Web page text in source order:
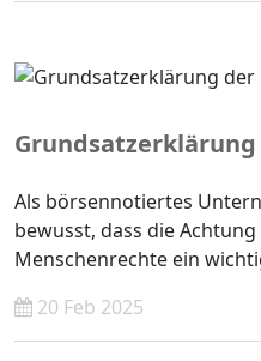
Als börsennotiertes
bewusst, dass die
Menschenrechte ein
Menschenrechte in
geschäftlichen
20 Feb 2025